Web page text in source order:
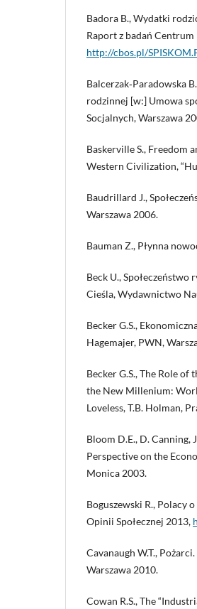
Badora B., Wydatki
Raport z badań
http://cbos.pl/
Balcerzak‑Paradowska
rodzinnej [w:] Umowa
Socjalnych, Warszawa
Baskerville S., Freedom
Western Civilization,
Baudrillard J.,
Warszawa 2006.
Bauman Z., Płynna
Beck U., Społeczeństwo
Cieśla, Wydawnictwo
Becker G.S.,
Hagemajer, PWN,
Becker G.S., The Role
the New Millenium:
Loveless, T.B. Holman,
Bloom D.E., D. Canning,
Perspective on the
Monica 2003.
Boguszewski R., Polacy
Opinii Społecznej 2013,
Cavanaugh W.T.,
Warszawa 2010.
Cowan R.S., The